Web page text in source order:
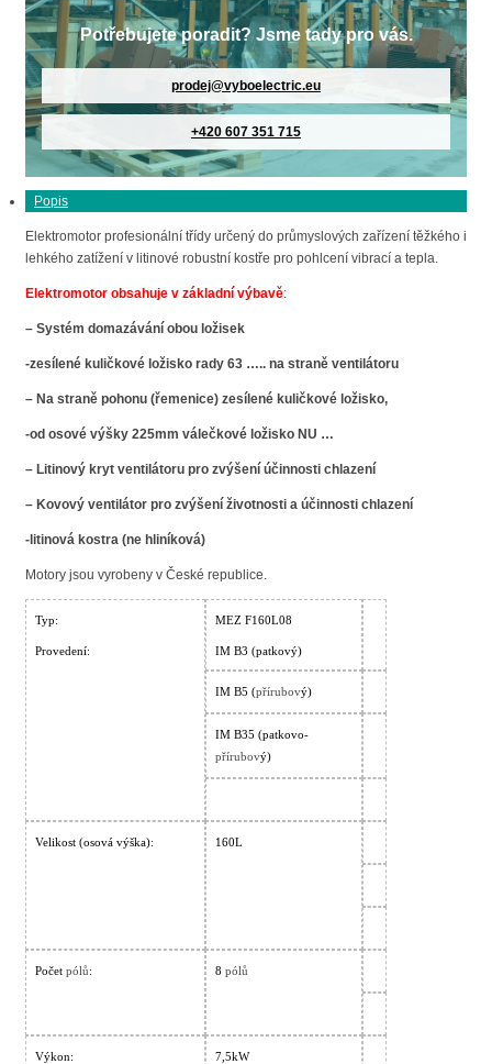
Potřebujete poradit? Jsme tady pro vás.
prodej@vyboelectric.eu
+420 607 351 715
Popis
Elektromotor profesionální třídy určený do průmyslových zařízení těžkého i
lehkého zatížení v litinové robustní kostře pro pohlcení vibrací a tepla.
Elektromotor obsahuje v základní výbavě:
– Systém domazávání obou ložisek
-zesílené kuličkové ložisko rady 63 ….. na straně ventilátoru
– Na straně pohonu (řemenice) zesílené kuličkové ložisko,
-od osové výšky 225mm válečkové ložisko NU …
– Litinový kryt ventilátoru pro zvýšení účinnosti chlazení
– Kovový ventilátor pro zvýšení životnosti a účinnosti chlazení
-litinová kostra (ne hliníková)
Motory jsou vyrobeny v České republice.
Typ:
Provedení:
MEZ F160L08
IM B3 (patkový)
IM B5 (přírubový)
IM B35 (patkovo-
přírubový)
Velikost (osová výška): 160L
Početpólů: 8pólů
Výkon: 7,5kW